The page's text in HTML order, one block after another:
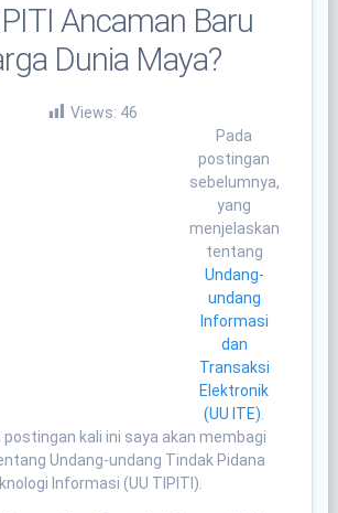
Ancaman Baru
Dunia Maya?
Views: 46
Pada
postingan
sebelumnya,
yang
menjelaskan
tentang
Undang-
undang
Informasi
dan
Transaksi
Elektronik
(UU ITE)
postingan kali ini saya akan membagi
Undang-undang Tindak Pidana
Informasi (UU TIPITI).